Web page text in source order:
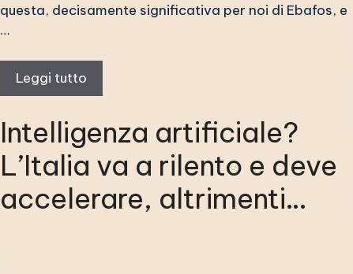
questa, decisamente significativa per noi di Ebafos, e
…
Leggi tutto
Intelligenza artificiale?
L’Italia va a rilento e deve
accelerare, altrimenti…